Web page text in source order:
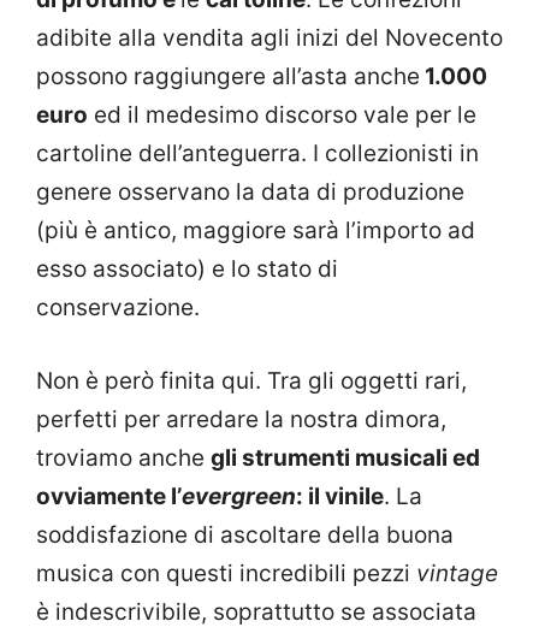
adibite alla vendita agli inizi del Novecento
possono raggiungere all’asta anche 1.000
euro ed il medesimo discorso vale per le
cartoline dell’anteguerra. I collezionisti in
genere osservano la data di produzione
(più è antico, maggiore sarà l’importo ad
esso associato) e lo stato di
conservazione.
Non è però finita qui. Tra gli oggetti rari,
perfetti per arredare la nostra dimora,
troviamo anche gli strumenti musicali ed
ovviamente l’evergreen: il vinile. La
soddisfazione di ascoltare della buona
musica con questi incredibili pezzi vintage
è indescrivibile, soprattutto se associata